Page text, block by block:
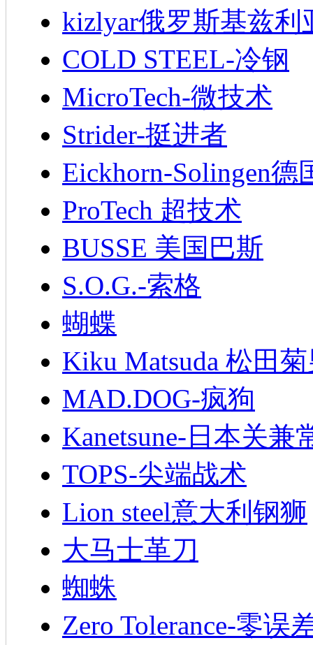
kizlyar俄罗斯基兹利
COLD STEEL-冷钢
MicroTech-微技术
Strider-挺进者
Eickhorn-Solingen德
ProTech 超技术
BUSSE 美国巴斯
S.O.G.-索格
蝴蝶
Kiku Matsuda 松田
MAD.DOG-疯狗
Kanetsune-日本关兼
TOPS-尖端战术
Lion steel意大利钢狮
大马士革刀
蜘蛛
Zero Tolerance-零误